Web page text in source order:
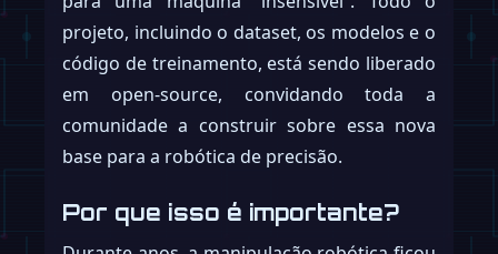
projeto, incluindo o dataset, os modelos e o
código de treinamento, está sendo liberado
em open-source, convidando toda a
comunidade a construir sobre essa nova
base para a robótica de precisão.
Por que isso é importante?